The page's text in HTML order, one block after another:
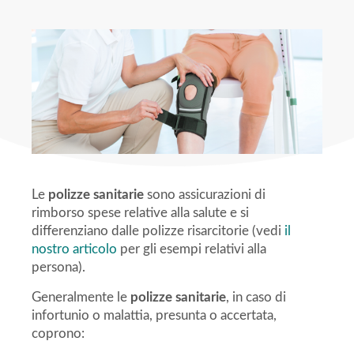
Le polizze sanitarie sono assicurazioni di
rimborso spese relative alla salute e si
differenziano dalle polizze risarcitorie (vedi il
nostro articolo per gli esempi relativi alla
persona).
Generalmente le polizze sanitarie, in caso di
infortunio o malattia, presunta o accertata,
coprono: